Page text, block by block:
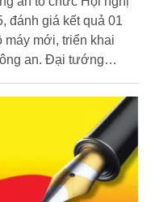
đánh giá kết quả 01
máy mới, triển khai
an. Đại tướng
Công an chủ trì Hội